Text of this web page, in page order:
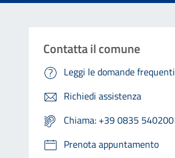
Contatta il comune
Leggi le domande frequenti
Richiedi assistenza
Chiama: +39 0835 540200
Prenota appuntamento